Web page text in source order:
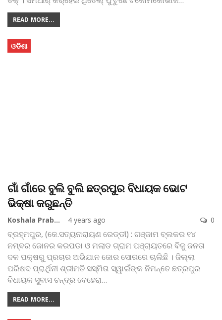
READ MORE...
ଓଡିଶା
ଗାଁ ଗାଁରେ ବୁଲି ବୁଲି ଛତ୍ରପୁର ବିଧାୟକ ଭୋଟ
ଭିକ୍ଷା କରୁଛନ୍ତି
Koshala Prabaha 4 years ago 0
ବ୍ରହ୍ମପୁର, (କେ.ସତ୍ୟନାରାୟଣ ରେଡ୍ଡୀ) : ଗଞ୍ଜାମ ବ୍ଲକର ୧୪
ନମ୍ବର ଜୋନର କରପଡା ଓ ମଲାଡ ଗ୍ରାମ ପଞ୍ଚାୟତରେ ବିଜୁ ଜନତା
ଦଳ ପକ୍ଷରୁ ପ୍ରଚାର ଅଭିଯାନ ଜୋର ସୋରରେ ଚାଲିଛି । ଜିଲ୍ଲା
ପରିଷଦ ପ୍ରାର୍ଥିନୀ ଶ୍ରୀମତି ସସ୍ମିତା ସ୍ୱାଇଁଙ୍କ ନିମନ୍ତେ ଛତ୍ରପୁର
ବିଧାୟକ ସୁବାସ ଚନ୍ଦ୍ର ବେହେରା…
READ MORE...